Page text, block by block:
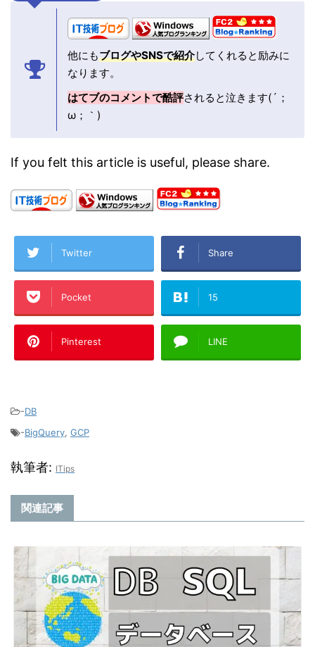
他にもブログやSNSで紹介してくれると励みに
なります。
はてブのコメントで酷評されると泣きます(´；
ω；｀)
If you felt this article is useful, please share.
Twitter Share
Pocket 15
Pinterest LINE
-DB
-BigQuery, GCP
執筆者: ITips
関連記事